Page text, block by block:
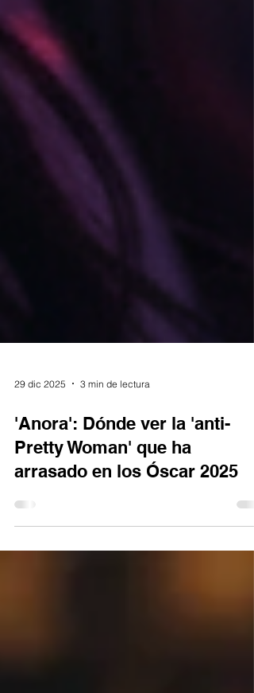
29 dic 2025 3 min de lectura
'Anora': Dónde ver la 'anti-
Pretty Woman' que ha
arrasado en los Óscar 2025